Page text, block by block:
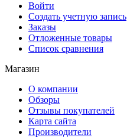
Войти
Создать учетную запись
Заказы
Отложенные товары
Список сравнения
Магазин
О компании
Обзоры
Отзывы покупателей
Карта сайта
Производители